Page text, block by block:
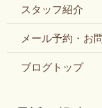
スタッフ紹介
メール予約・お
ブログトップ